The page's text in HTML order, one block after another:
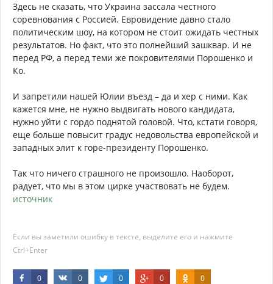
Здесь не сказать, что Украина зассала честного
соревнования с Россией. Евровидение давно стало
политическим шоу, на котором не стоит ожидать честных
результатов. Но факт, что это полнейший зашквар. И не
перед РФ, а перед теми же покровителями Порошенко и
Ко.
И запретили нашей Юлии въезд – да и хер с ними. Как
кажется мне, не нужно выдвигать нового кандидата,
нужно уйти с гордо поднятой головой. Что, кстати говоря,
еще больше повысит градус недовольства европейской и
западных элит к горе-президенту Порошенко.
Так что ничего страшного не произошло. Наоборот,
радует, что мы в этом цирке участвовать не будем.
источник
Если вы заметили ошибку в тексте, выделите его и нажмите
Ctrl+Enter
0 0 0 0 0